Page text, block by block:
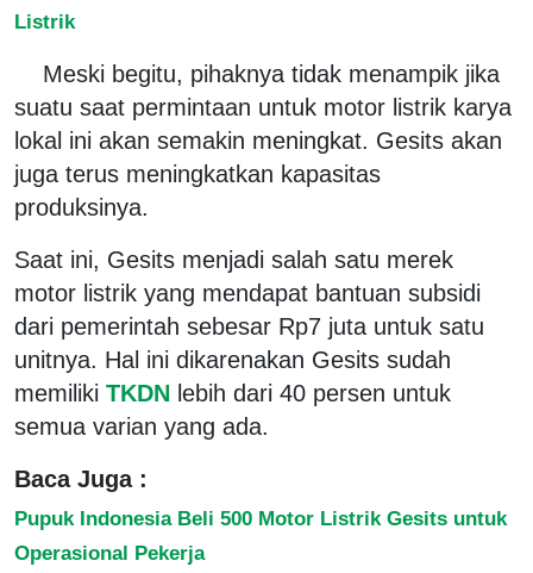
Listrik
Meski begitu, pihaknya tidak menampik jika
suatu saat permintaan untuk motor listrik karya
lokal ini akan semakin meningkat. Gesits akan
juga terus meningkatkan kapasitas
produksinya.
Saat ini, Gesits menjadi salah satu merek
motor listrik yang mendapat bantuan subsidi
dari pemerintah sebesar Rp7 juta untuk satu
unitnya. Hal ini dikarenakan Gesits sudah
memiliki TKDN lebih dari 40 persen untuk
semua varian yang ada.
Baca Juga :
Pupuk Indonesia Beli 500 Motor Listrik Gesits untuk
Operasional Pekerja